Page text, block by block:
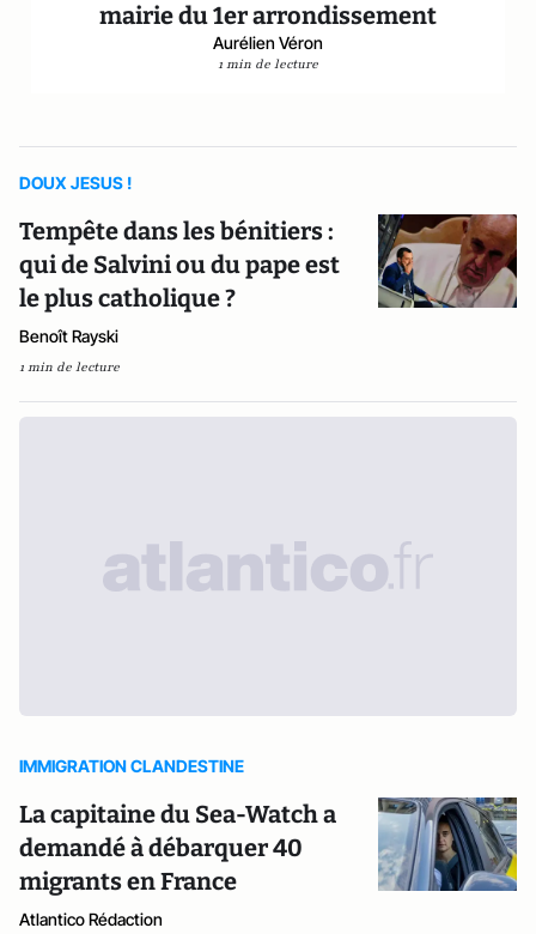
mairie du 1er arrondissement
Aurélien Véron
1 min de lecture
DOUX JESUS !
Tempête dans les bénitiers :
qui de Salvini ou du pape est
le plus catholique ?
Benoît Rayski
1 min de lecture
IMMIGRATION CLANDESTINE
La capitaine du Sea-Watch a
demandé à débarquer 40
migrants en France
Atlantico Rédaction